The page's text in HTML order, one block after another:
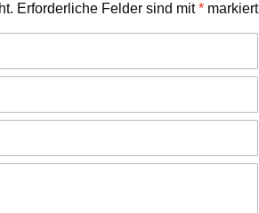
Erforderliche Felder sind mit* markiert